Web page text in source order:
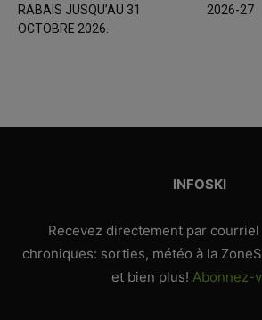
RABAIS JUSQU’AU 31
OCTOBRE 2026.
2026-27
INFOSKI
Recevez directement par
chroniques: sorties, météo à la
et bien plus! Abonnez-